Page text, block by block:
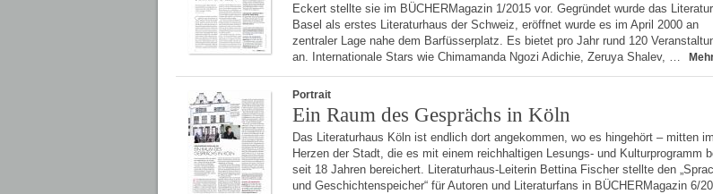
Eckert stellte sie im BÜCHERMagazin 1/2015 vor. Gegründet wurde das
Basel als erstes Literaturhaus der Schweiz, eröffnet wurde es im April 2000 an
zentraler Lage nahe dem Barfüsserplatz. Es bietet pro Jahr rund 120
an. Internationale Stars wie Chimamanda Ngozi Adichie, Zeruya Shalev, …
Portrait
Ein Raum des Gesprächs in Köln
Das Literaturhaus Köln ist endlich dort angekommen, wo es hingehört – mitten im
Herzen der Stadt, die es mit einem reichhaltigen Lesungs- und Kulturprogramm
seit 18 Jahren bereichert. Literaturhaus-Leiterin Bettina Fischer stellte den
und Geschichtenspeicher“ für Autoren und Literaturfans in BÜCHERMagazin 6/